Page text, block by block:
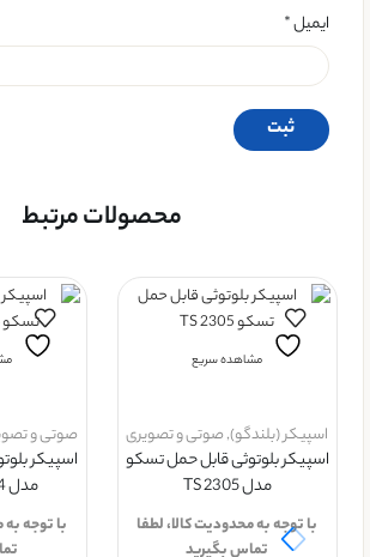
ایمیل*
محصولات مرتبط
مشاهده سریع
اسپیکر (بلندگو),صوتی و تصویری
اسپیکر بلوتوثی قابل حمل تسکو
مدل TS 2305
با توجه به محدودیت کالا، لطفا
تماس بگیرید
صوتی و
اسپیکر
مدل Tsco TS2084
با توجه